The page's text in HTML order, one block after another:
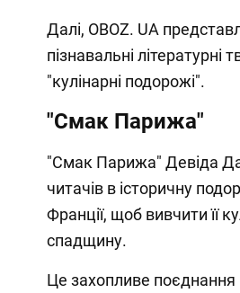
Далі, OBOZ. UA
пізнавальні літературні
"кулінарні подорожі".
"Смак Парижа"
"Смак Парижа" Девіда
читачів в історичну
Франції, щоб вивчити її
спадщину.
Це захопливе поєднання